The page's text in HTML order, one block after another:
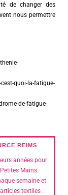
de changer des
nous permettre
quoi-la-fatigue-
de-fatigue-
REIMS
années pour
Mains.
semaine et
textiles :